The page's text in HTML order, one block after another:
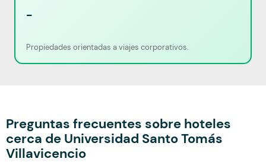
-
Propiedades orientadas a viajes corporativos.
Preguntas frecuentes sobre hoteles
cerca de Universidad Santo Tomás
Villavicencio